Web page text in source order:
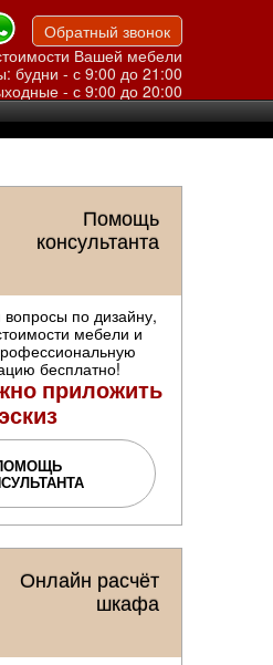
Обратный звонок
Вашей мебели
будни - с 9:00 до 21:00
- с 9:00 до 20:00
Помощь
консультанта
по дизайну,
мебели и
бесплатно!
приложить
Онлайн расчёт
шкафа